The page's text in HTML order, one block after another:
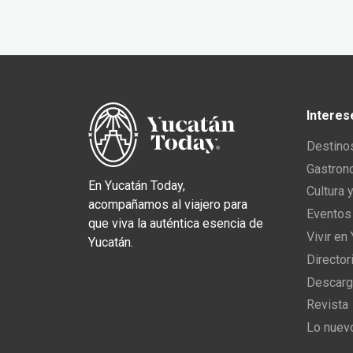
En Yucatán Today,
acompañamos al viajero para
que viva la auténtica esencia de
Yucatán.
Cultura
Vivir en
Revista
Lo